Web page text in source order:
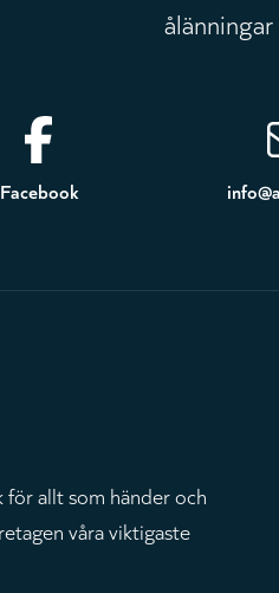
Facebook
allt som händer och
våra viktigaste